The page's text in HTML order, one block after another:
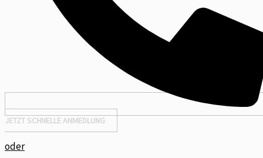
JETZT SCHNELLE ANMEDLUNG
oder